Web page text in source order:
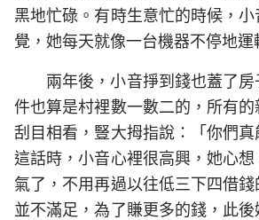
黑地忙碌。有時生意忙的時候，
覺，她每天就像一台機器不停地
兩年後，小音掙到錢也蓋了
件也算是村裡數一數二的，所有
刮目相看，豎大拇指說：「你們真
這話時，小音心裡很高興，她心
氣了，不用再過以往低三下四借
並不滿足，為了賺更多的錢，此